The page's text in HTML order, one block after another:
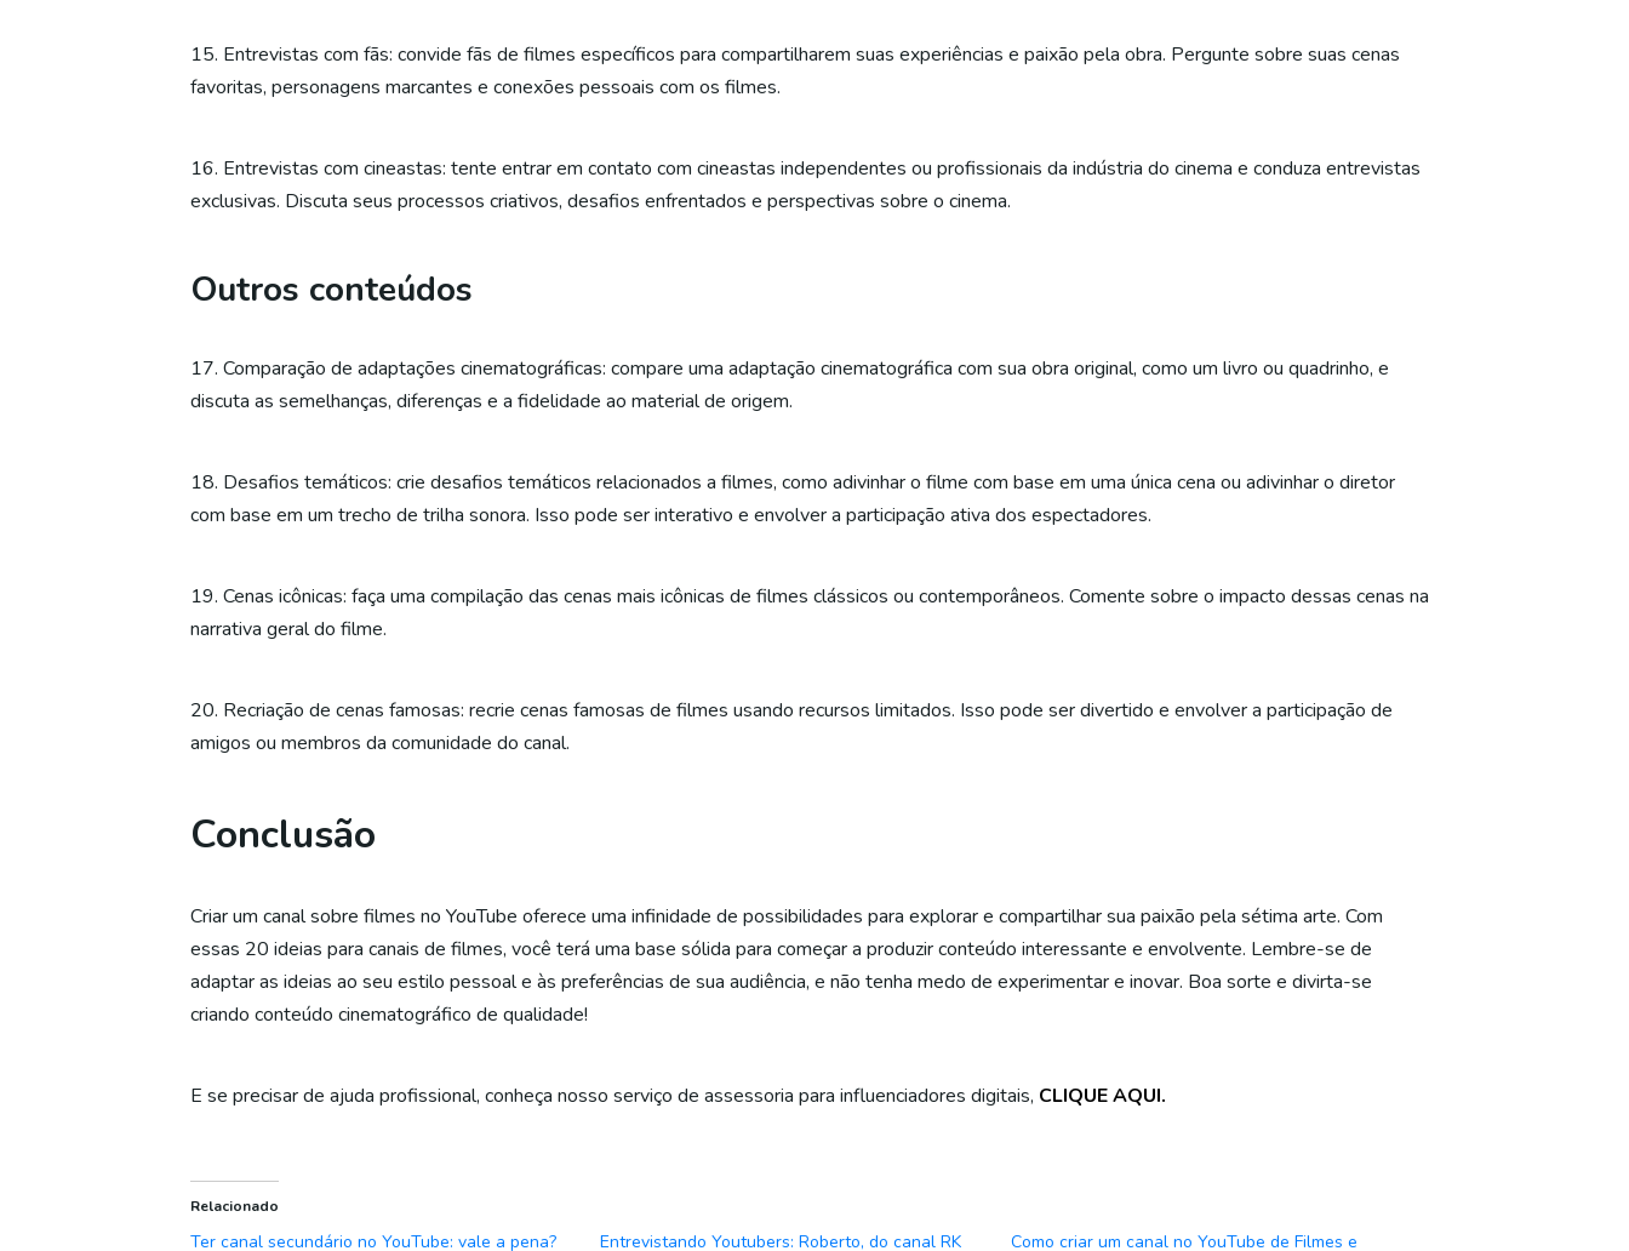
15. Entrevistas com fãs: convide fãs de filmes específicos para compartilharem suas experiências e paixão pela obra. Pergunte sobre suas cenas
favoritas, personagens marcantes e conexões pessoais com os filmes.
16. Entrevistas com cineastas: tente entrar em contato com cineastas independentes ou profissionais da indústria do cinema e conduza entrevistas
exclusivas. Discuta seus processos criativos, desafios enfrentados e perspectivas sobre o cinema.
Outros conteúdos
17. Comparação de adaptações cinematográficas: compare uma adaptação cinematográfica com sua obra original, como um livro ou quadrinho, e
discuta as semelhanças, diferenças e a fidelidade ao material de origem.
18. Desafios temáticos: crie desafios temáticos relacionados a filmes, como adivinhar o filme com base em uma única cena ou adivinhar o diretor
com base em um trecho de trilha sonora. Isso pode ser interativo e envolver a participação ativa dos espectadores.
19. Cenas icônicas: faça uma compilação das cenas mais icônicas de filmes clássicos ou contemporâneos. Comente sobre o impacto dessas cenas na
narrativa geral do filme.
20. Recriação de cenas famosas: recrie cenas famosas de filmes usando recursos limitados. Isso pode ser divertido e envolver a participação de
amigos ou membros da comunidade do canal.
Conclusão
Criar um canal sobre filmes no YouTube oferece uma infinidade de possibilidades para explorar e compartilhar sua paixão pela sétima arte. Com
essas 20 ideias para canais de filmes, você terá uma base sólida para começar a produzir conteúdo interessante e envolvente. Lembre-se de
adaptar as ideias ao seu estilo pessoal e às preferências de sua audiência, e não tenha medo de experimentar e inovar. Boa sorte e divirta-se
criando conteúdo cinematográfico de qualidade!
E se precisar de ajuda profissional, conheça nosso serviço de assessoria para influenciadores digitais, CLIQUE AQUI.
Relacionado
Ter canal secundário no YouTube: vale a pena? Entrevistando Youtubers: Roberto, do canal RK Como criar um canal no YouTube de Filmes e